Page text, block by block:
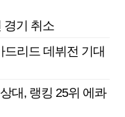
기 취소
드리드 데뷔전 기대
대, 랭킹 25위 에콰